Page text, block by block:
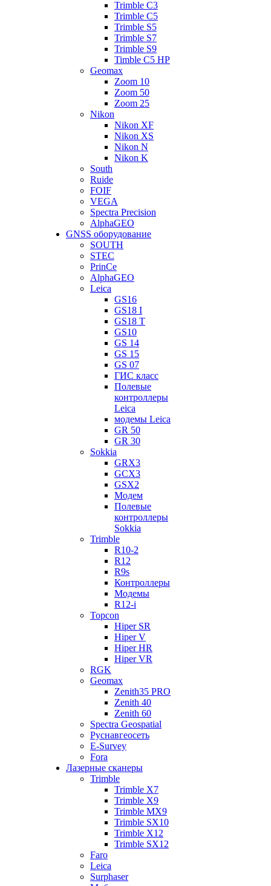
Trimble C3
Trimble C5
Trimble S5
Trimble S7
Trimble S9
Timble C5 HP
Geomax
Zoom 10
Zoom 50
Zoom 25
Nikon
Nikon XF
Nikon XS
Nikon N
Nikon K
South
Ruide
FOIF
VEGA
Spectra Precision
AlphaGEO
GNSS оборудование
SOUTH
STEC
PrinCe
AlphaGEO
Leica
GS16
GS18 I
GS18 T
GS10
GS 14
GS 15
GS 07
ГИС класс
Полевые
контроллеры
Leica
модемы Leica
GR 50
GR 30
Sokkia
GRX3
GCX3
GSX2
Модем
Полевые
контроллеры
Sokkia
Trimble
R10-2
R12
R9s
Контроллеры
Модемы
R12-i
Topcon
Hiper SR
Hiper V
Hiper HR
Hiper VR
RGK
Geomax
Zenith35 PRO
Zenith 40
Zenith 60
Spectra Geospatial
Руснавгеосеть
E-Survey
Fora
Лазерные сканеры
Trimble
Trimble X7
Trimble X9
Trimble MX9
Trimble SX10
Trimble X12
Trimble SX12
Faro
Leica
Surphaser